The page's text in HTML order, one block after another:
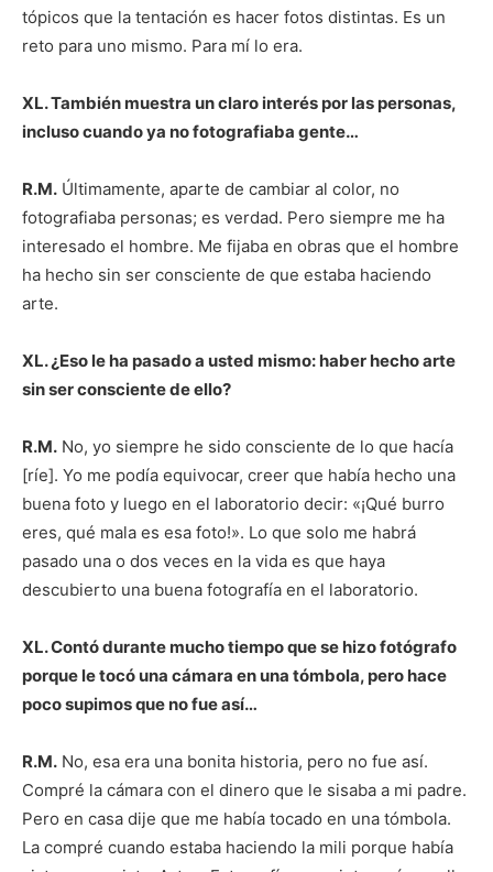
tópicos que la tentación es hacer fotos distintas. Es un
reto para uno mismo. Para mí lo era.
XL. También muestra un claro interés por las personas,
incluso cuando ya no fotografiaba gente…
R.M. Últimamente, aparte de cambiar al color, no
fotografiaba personas; es verdad. Pero siempre me ha
interesado el hombre. Me fijaba en obras que el hombre
ha hecho sin ser consciente de que estaba haciendo
arte.
XL. ¿Eso le ha pasado a usted mismo: haber hecho arte
sin ser consciente de ello?
R.M. No, yo siempre he sido consciente de lo que hacía
[ríe]. Yo me podía equivocar, creer que había hecho una
buena foto y luego en el laboratorio decir: «¡Qué burro
eres, qué mala es esa foto!». Lo que solo me habrá
pasado una o dos veces en la vida es que haya
descubierto una buena fotografía en el laboratorio.
XL. Contó durante mucho tiempo que se hizo fotógrafo
porque le tocó una cámara en una tómbola, pero hace
poco supimos que no fue así…
R.M. No, esa era una bonita historia, pero no fue así.
Compré la cámara con el dinero que le sisaba a mi padre.
Pero en casa dije que me había tocado en una tómbola.
La compré cuando estaba haciendo la mili porque había